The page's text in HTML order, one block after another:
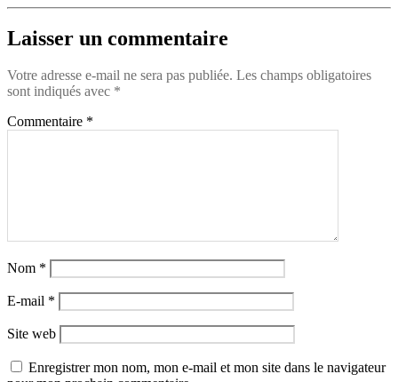
Laisser un commentaire
Votre adresse e-mail ne sera pas publiée. Les champs obligatoires
sont indiqués avec *
Commentaire *
Nom *
E-mail *
Site web
Enregistrer mon nom, mon e-mail et mon site dans le navigateur